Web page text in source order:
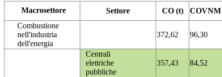
Macrosettore Settore CO (t)
COVNM
Combustione
nell'industria
dell'energia
372,62 96,30
Centrali
elettriche
pubbliche
357,43 84,52